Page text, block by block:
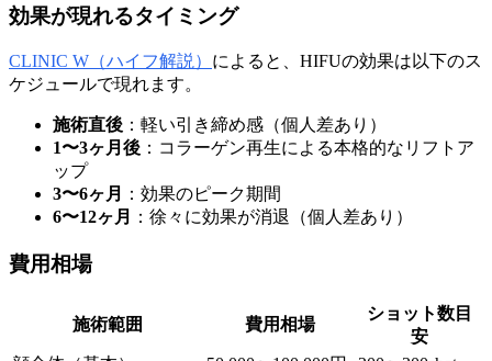
効果が現れるタイミング
CLINIC W（ハイフ解説） によると、HIFUの効果は以下のス
ケジュールで現れます。
施術直後 ：軽い引き締め感（個人差あり）
1〜3ヶ月後 ：コラーゲン再生による本格的なリフトア
ップ
3〜6ヶ月
：効果のピーク期間
6〜12ヶ月
：徐々に効果が消退（個人差あり）
費用相場
施術範囲 費用相場
ショット数目
安